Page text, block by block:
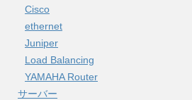
Cisco
ethernet
Juniper
Load Balancing
YAMAHA Router
サーバー